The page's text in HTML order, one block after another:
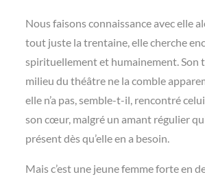
Nous faisons connaissance avec elle
tout juste la trentaine, elle cherche
spirituellement et humainement. Son
milieu du théâtre ne la comble
elle n’a pas, semble-t-il, rencontré
son cœur, malgré un amant régulier
présent dès qu’elle en a besoin.
Mais c’est une jeune femme forte en